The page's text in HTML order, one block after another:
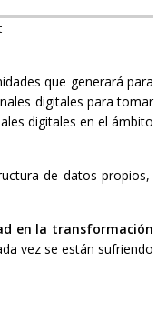
que generará para
digitales para tomar
digitales en el ámbito
de datos propios,
en la transformación
vez se están sufriendo